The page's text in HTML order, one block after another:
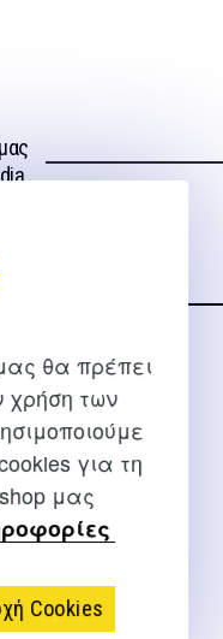
θα πρέπει
χρήση των
για τη
μας
Cookies
μέσω του